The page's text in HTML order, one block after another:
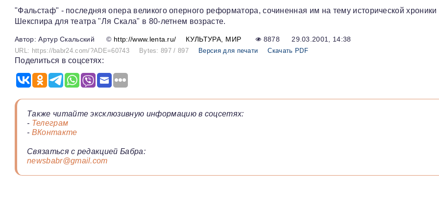
"Фальстаф" - последняя опера великого оперного реформатора, сочиненная им на тему исторической хроники
Шекспира для театра "Ля Скала" в 80-летнем возрасте.
Артур Скальский © http://www.lenta.ru/ КУЛЬТУРА МИР 8878 29.03.2001, 14:38
URL: https://babr24.com/?ADE=60743 Bytes: 897 / 897 Версия для печати Скачать PDF
Поделиться в соцсетях:
Также читайте эксклюзивную информацию в соцсетях:
- Телеграм
- ВКонтакте
Связаться с редакцией Бабра:
newsbabr@gmail.com